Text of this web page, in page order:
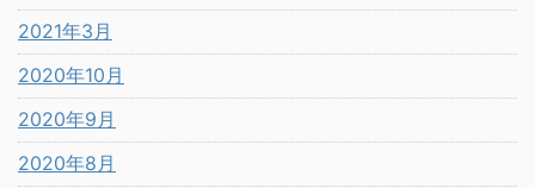
2021年3月
2020年10月
2020年9月
2020年8月